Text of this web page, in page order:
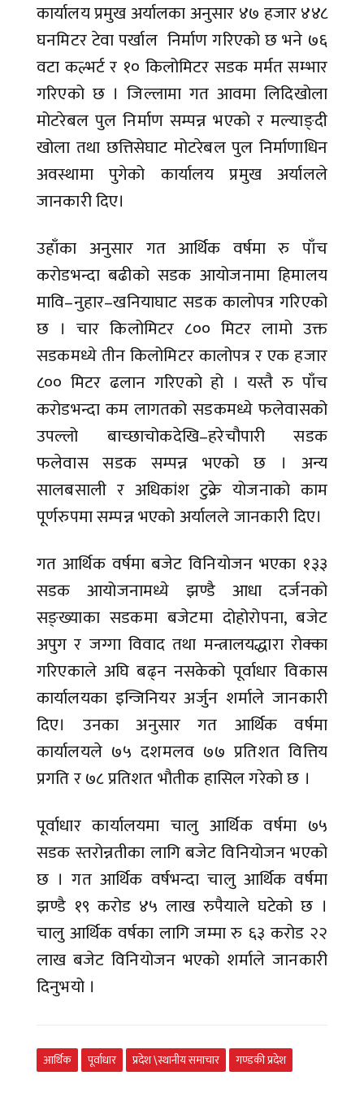
कार्यालय प्रमुख अर्यालका अनुसार ४७ हजार ४४८
घनमिटर टेवा पर्खाल निर्माण गरिएको छ भने ७६
वटा कल्भर्ट र १० किलोमिटर सडक मर्मत सम्भार
गरिएको छ । जिल्लामा गत आवमा लिदिखोला
मोटरेबल पुल निर्माण सम्पन्न भएको र मल्याङ्दी
खोला तथा छत्तिसेघाट मोटरेबल पुल निर्माणाधिन
अवस्थामा पुगेको कार्यालय प्रमुख अर्यालले
जानकारी दिए।
उहाँका अनुसार गत आर्थिक वर्षमा रु पाँच
करोडभन्दा बढीको सडक आयोजनामा हिमालय
मावि–नुहार–खनियाघाट सडक कालोपत्र गरिएको
छ । चार किलोमिटर ८०० मिटर लामो उक्त
सडकमध्ये तीन किलोमिटर कालोपत्र र एक हजार
८०० मिटर ढलान गरिएको हो । यस्तै रु पाँच
करोडभन्दा कम लागतको सडकमध्ये फलेवासको
उपल्लो बाच्छाचोकदेखि–हरेचौपारी सडक
फलेवास सडक सम्पन्न भएको छ । अन्य
सालबसाली र अधिकांश टुक्रे योजनाको काम
पूर्णरुपमा सम्पन्न भएको अर्यालले जानकारी दिए।
गत आर्थिक वर्षमा बजेट विनियोजन भएका १३३
सडक आयोजनामध्ये झण्डै आधा दर्जनको
सङ्ख्याका सडकमा बजेटमा दोहोरोपना, बजेट
अपुग र जग्गा विवाद तथा मन्त्रालयद्धारा रोक्का
गरिएकाले अघि बढ्न नसकेको पूर्वाधार विकास
कार्यालयका इन्जिनियर अर्जुन शर्माले जानकारी
दिए। उनका अनुसार गत आर्थिक वर्षमा
कार्यालयले ७५ दशमलव ७७ प्रतिशत वित्तिय
प्रगति र ७८ प्रतिशत भौतीक हासिल गरेको छ ।
पूर्वाधार कार्यालयमा चालु आर्थिक वर्षमा ७५
सडक स्तरोन्नतीका लागि बजेट विनियोजन भएको
छ । गत आर्थिक वर्षभन्दा चालु आर्थिक वर्षमा
झण्डै १९ करोड ४५ लाख रुपैयाले घटेको छ ।
चालु आर्थिक वर्षका लागि जम्मा रु ६३ करोड २२
लाख बजेट विनियोजन भएको शर्माले जानकारी
दिनुभयो ।
आर्थिक पूर्वाधार प्रदेश \स्थानीय समाचार गण्डकी प्रदेश